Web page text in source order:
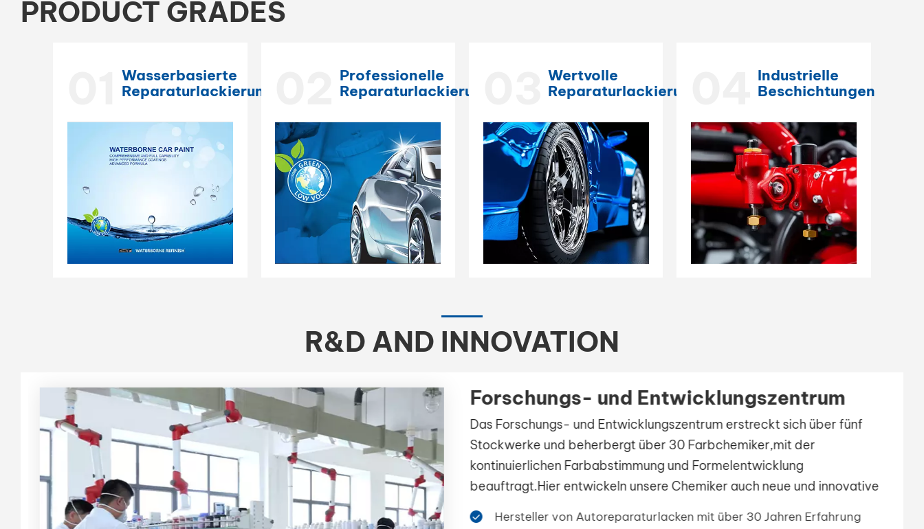
PRODUCT GRADES
Wasserbasierte
Reparaturlackierung
Professionelle
Reparaturlackierung
Wertvolle
Reparaturlackierung
Industrielle
Beschichtungen
R&D AND INNOVATION
Forschungs- und Entwicklungszentrum
Das Forschungs- und Entwicklungszentrum erstreckt sich über fünf
Stockwerke und beherbergt über 30 Farbchemiker,mit der
kontinuierlichen Farbabstimmung und Formelentwicklung
beauftragt.Hier entwickeln unsere Chemiker auch neue und innovative
Hersteller von Autoreparaturlacken mit über 30 Jahren Erfahrung